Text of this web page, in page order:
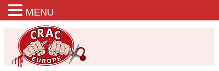
MENU